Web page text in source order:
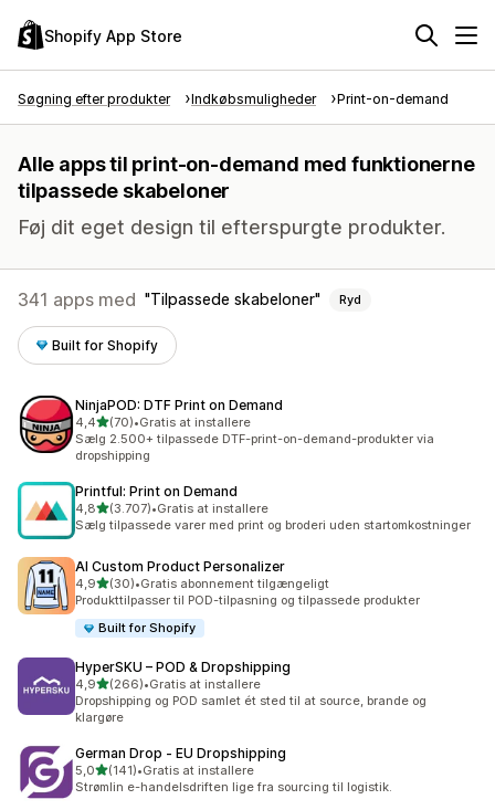
Shopify App Store
Søgning efter produkter Indkøbsmuligheder Print-on-demand
Alle apps til print-on-demand med funktionerne
tilpassede skabeloner
Føj dit eget design til efterspurgte produkter.
341 apps med Tilpassede skabeloner Ryd
Built for Shopify
NinjaPOD: DTF Print on Demand
4,4ud af 5 stjerner
(70)
70 anmeldelser i alt
•Gratis at installere
Sælg 2.500+ tilpassede DTF-print-on-demand-produkter via
dropshipping
Printful: Print on Demand
4,8ud af 5 stjerner
(3.707)
3707 anmeldelser i alt
•Gratis at installere
Sælg tilpassede varer med print og broderi uden startomkostninger
AI Custom Product Personalizer
4,9ud af 5 stjerner
(30)
30 anmeldelser i alt
•Gratis abonnement tilgængeligt
Produkttilpasser til POD-tilpasning og tilpassede produkter
Built for Shopify
HyperSKU – POD & Dropshipping
4,9ud af 5 stjerner
(266)
266 anmeldelser i alt
•Gratis at installere
Dropshipping og POD samlet ét sted til at source, brande og
klargøre
German Drop ‑ EU Dropshipping
5,0ud af 5 stjerner
(141)
141 anmeldelser i alt
•Gratis at installere
Strømlin e-handelsdriften lige fra sourcing til logistik.